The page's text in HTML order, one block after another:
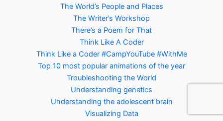
The World’s People and Places
The Writer’s Workshop
There’s a Poem for That
Think Like A Coder
Think Like a Coder #CampYouTube #WithMe
Top 10 most popular animations of the year
Troubleshooting the World
Understanding genetics
Understanding the adolescent brain
Visualizing Data